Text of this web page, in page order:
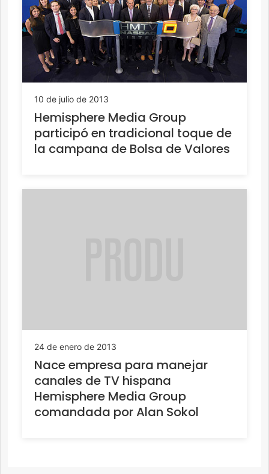
10 de julio de 2013
Hemisphere Media Group
participó en tradicional toque de
la campana de Bolsa de Valores
24 de enero de 2013
Nace empresa para manejar
canales de TV hispana
Hemisphere Media Group
comandada por Alan Sokol